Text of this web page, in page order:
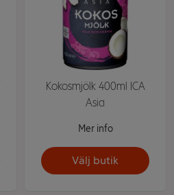
Kokosmjölk 400ml ICA
Asia
Mer info
Välj butik